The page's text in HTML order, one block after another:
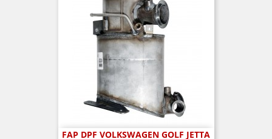
FAP DPF VOLKSWAGEN GOLF JETTA